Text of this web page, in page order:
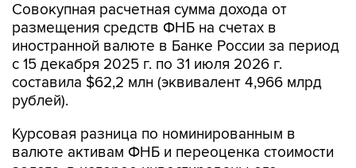
Совокупная расчетная сумма дохода от
размещения средств ФНБ на счетах в
иностранной валюте в Банке России за период
с 15 декабря 2025 г. по 31 июля 2026 г.
составила $62,2 млн (эквивалент 4,966 млрд
рублей).
Курсовая разница по номинированным в
валюте активам ФНБ и переоценка стоимости